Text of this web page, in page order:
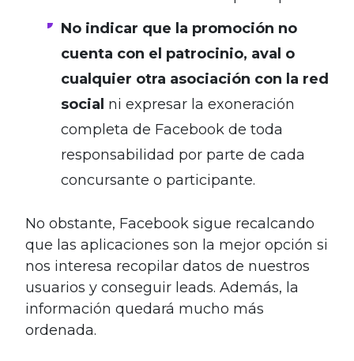
No indicar que la promoción no
cuenta con el patrocinio, aval o
cualquier otra asociación con la red
social ni expresar la exoneración
completa de Facebook de toda
responsabilidad por parte de cada
concursante o participante.
No obstante, Facebook sigue recalcando
que las aplicaciones son la mejor opción si
nos interesa recopilar datos de nuestros
usuarios y conseguir leads. Además, la
información quedará mucho más
ordenada.